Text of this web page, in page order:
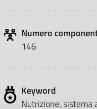
Numero
146
Keyword
Nutrizione, sistema